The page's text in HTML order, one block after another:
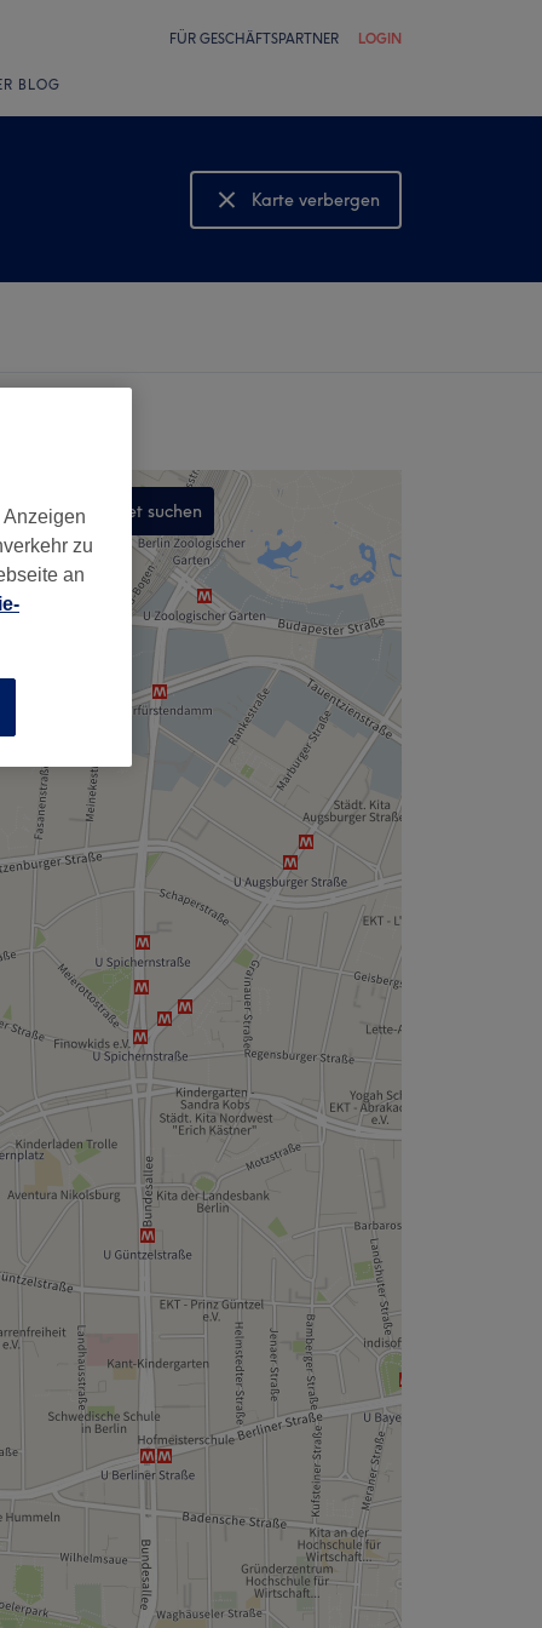
FÜR GESCHÄFTSPARTNER LOGIN
BLOG
Karte verbergen
Karte anzeigen
In diesem Gebiet suchen
,
zu
an